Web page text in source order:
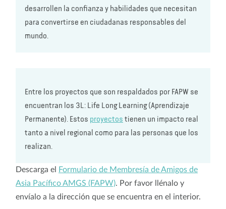
desarrollen la confianza y habilidades que necesitan
para convertirse en ciudadanas responsables del
mundo.
Entre los proyectos que son respaldados por FAPW se
encuentran los 3L: Life Long Learning (Aprendizaje
Permanente). Estos proyectos tienen un impacto real
tanto a nivel regional como para las personas que los
realizan.
Descarga el
Formulario de Membresía de Amigos de
Asia Pacífico AMGS (FAPW). Por favor llénalo y
envíalo a la dirección que se encuentra en el interior.